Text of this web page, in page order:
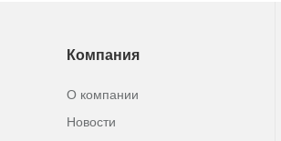
Компания
О компании
Новости